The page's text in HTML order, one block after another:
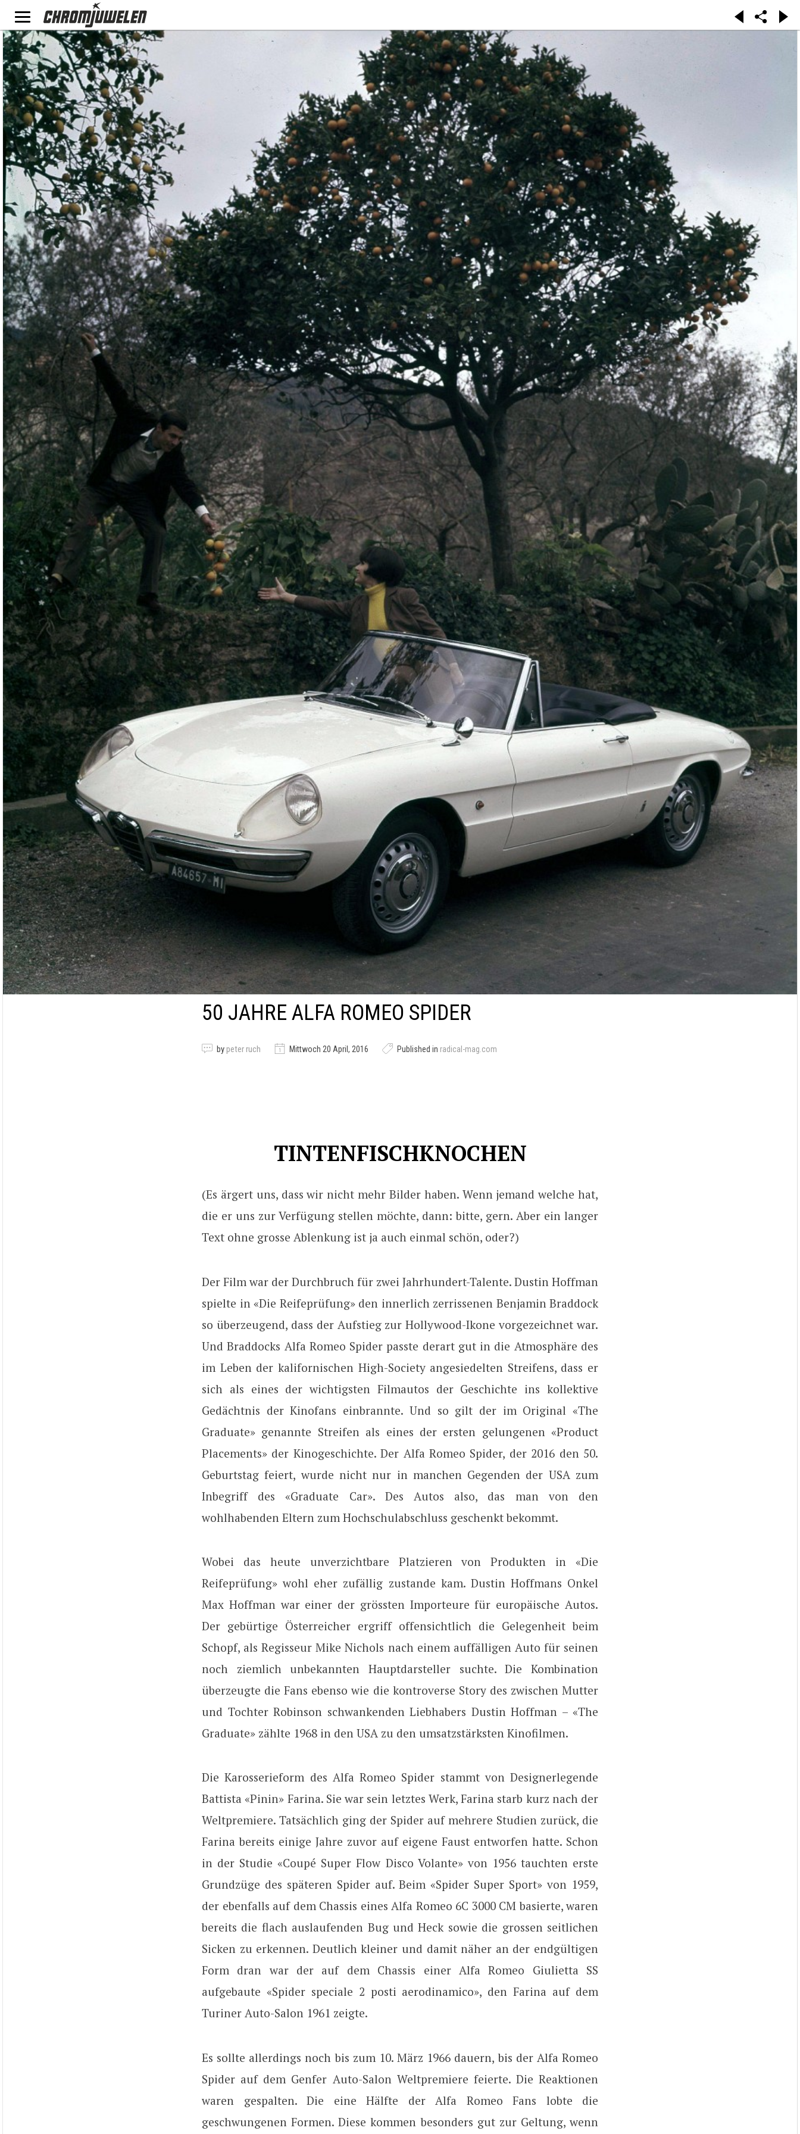
50 JAHRE ALFA ROMEO SPIDER
by peter ruch Mittwoch 20 April, 2016 Published in radical-mag.com
TINTENFISCHKNOCHEN
(Es ärgert uns, dass wir nicht mehr Bilder haben. Wenn jemand welche hat,
die er uns zur Verfügung stellen möchte, dann: bitte, gern. Aber ein langer
Text ohne grosse Ablenkung ist ja auch einmal schön, oder?)
Der Film war der Durchbruch für zwei Jahrhundert-Talente. Dustin Hoffman
spielte in «Die Reifeprüfung» den innerlich zerrissenen Benjamin Braddock
so überzeugend, dass der Aufstieg zur Hollywood-Ikone vorgezeichnet war.
Und Braddocks Alfa Romeo Spider passte derart gut in die Atmosphäre des
im Leben der kalifornischen High-Society angesiedelten Streifens, dass er
sich als eines der wichtigsten Filmautos der Geschichte ins kollektive
Gedächtnis der Kinofans einbrannte. Und so gilt der im Original «The
Graduate» genannte Streifen als eines der ersten gelungenen «Product
Placements» der Kinogeschichte. Der Alfa Romeo Spider, der 2016 den 50.
Geburtstag feiert, wurde nicht nur in manchen Gegenden der USA zum
Inbegriff des «Graduate Car». Des Autos also, das man von den
wohlhabenden Eltern zum Hochschulabschluss geschenkt bekommt.
Wobei das heute unverzichtbare Platzieren von Produkten in «Die
Reifeprüfung» wohl eher zufällig zustande kam. Dustin Hoffmans Onkel
Max Hoffman war einer der grössten Importeure für europäische Autos.
Der gebürtige Österreicher ergriff offensichtlich die Gelegenheit beim
Schopf, als Regisseur Mike Nichols nach einem auffälligen Auto für seinen
noch ziemlich unbekannten Hauptdarsteller suchte. Die Kombination
überzeugte die Fans ebenso wie die kontroverse Story des zwischen Mutter
und Tochter Robinson schwankenden Liebhabers Dustin Hoffman – «The
Graduate» zählte 1968 in den USA zu den umsatzstärksten Kinofilmen.
Die Karosserieform des Alfa Romeo Spider stammt von Designerlegende
Battista «Pinin» Farina. Sie war sein letztes Werk, Farina starb kurz nach der
Weltpremiere. Tatsächlich ging der Spider auf mehrere Studien zurück, die
Farina bereits einige Jahre zuvor auf eigene Faust entworfen hatte. Schon
in der Studie «Coupé Super Flow Disco Volante» von 1956 tauchten erste
Grundzüge des späteren Spider auf. Beim «Spider Super Sport» von 1959,
der ebenfalls auf dem Chassis eines Alfa Romeo 6C 3000 CM basierte, waren
bereits die flach auslaufenden Bug und Heck sowie die grossen seitlichen
Sicken zu erkennen. Deutlich kleiner und damit näher an der endgültigen
Form dran war der auf dem Chassis einer Alfa Romeo Giulietta SS
aufgebaute «Spider speciale 2 posti aerodinamico», den Farina auf dem
Turiner Auto-Salon 1961 zeigte.
Es sollte allerdings noch bis zum 10. März 1966 dauern, bis der Alfa Romeo
Spider auf dem Genfer Auto-Salon Weltpremiere feierte. Die Reaktionen
waren gespalten. Die eine Hälfte der Alfa Romeo Fans lobte die
geschwungenen Formen. Diese kommen besonders gut zur Geltung, wenn